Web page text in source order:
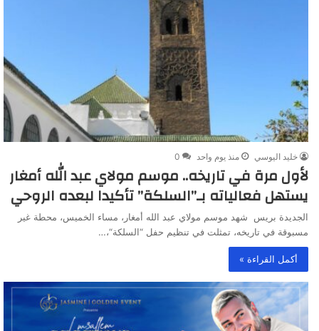
خليد اليوسي منذ يوم واحد 0
لأول مرة في تاريخه.. موسم مولاي عبد الله أمغار
يستهل فعالياته بـ”السلكة” تأكيدا لبعده الروحي
الجديدة بريس شهد موسم مولاي عبد الله أمغار، مساء الخميس، محطة غير
مسبوقة في تاريخه، تمثلت في تنظيم حفل “السلكة“،…
أكمل القراءة »